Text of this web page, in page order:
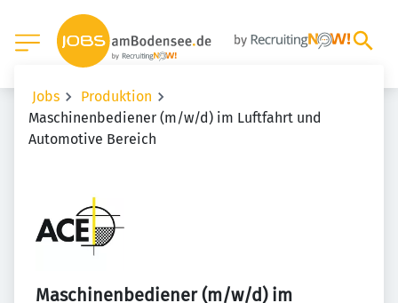
Jobs
Produktion
Maschinenbediener (m/w/d) im Luftfahrt und
Automotive Bereich
Maschinenbediener (m/w/d) im